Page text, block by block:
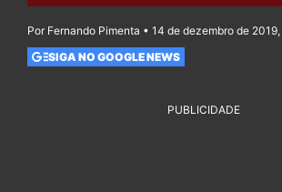
Por Fernando Pimenta • 14 de dezembro de
SIGA NO GOOGLE NEWS
PUBLICIDADE